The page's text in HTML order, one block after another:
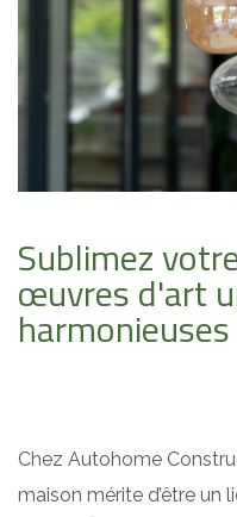
Sublimez
œuvres d'art
harmonieuses
Chez Autohome
maison mérite d’être un